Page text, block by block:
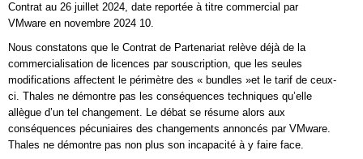
Contrat au 26 juillet 2024, date reportée à titre commercial par
VMware en novembre 2024 10.
Nous constatons que le Contrat de Partenariat relève déjà de la
commercialisation de licences par souscription, que les seules
modifications affectent le périmètre des « bundles »et le tarif de ceux-
ci. Thales ne démontre pas les conséquences techniques qu’elle
allègue d’un tel changement. Le débat se résume alors aux
conséquences pécuniaires des changements annoncés par VMware.
Thales ne démontre pas non plus son incapacité à y faire face.